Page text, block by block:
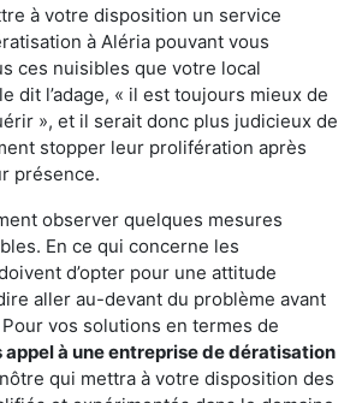
à votre disposition un service
à Aléria pouvant vous
ces nuisibles que votre local
dit l’adage, « il est toujours mieux de
», et il serait donc plus judicieux de
stopper leur prolifération après
présence.
observer quelques mesures
En ce qui concerne les
d’opter pour une attitude
aller au-devant du problème avant
vos solutions en termes de
à une entreprise de dératisation
qui mettra à votre disposition des